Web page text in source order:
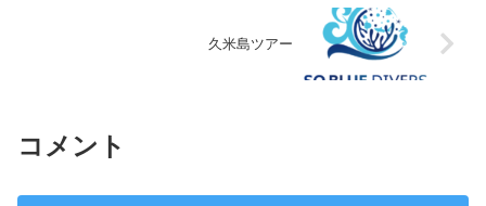
久米島ツアー
コメント